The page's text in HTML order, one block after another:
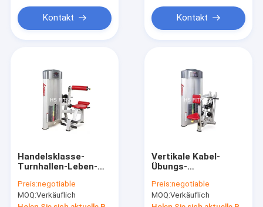
Luxus-Kraftgeräte
Kontakt Kontakt
Handelsklasse-
Turnhallen-Leben-
Ausrüstung für
hintere Erweiterung
Preis:negotiable
MOQ:Verkäuflich
Vertikale Kabel-
Übungs-
Leben-Eignungs-
Trainings-
Preis:negotiable
MOQ:Verkäuflich